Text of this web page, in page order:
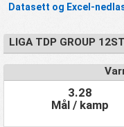
Datasett og Excel-
LIGA TDP GROUP
3.28
Mål / kamp